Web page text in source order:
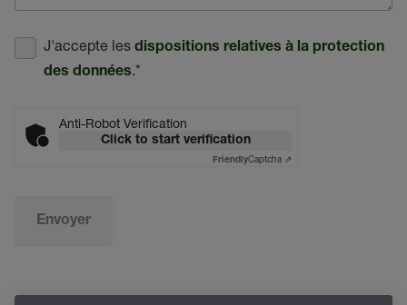
J'accepte les dispositions relatives à la protection
des données.*
Anti-Robot Verification
Click to start verification
FriendlyCaptcha ⇗
Envoyer